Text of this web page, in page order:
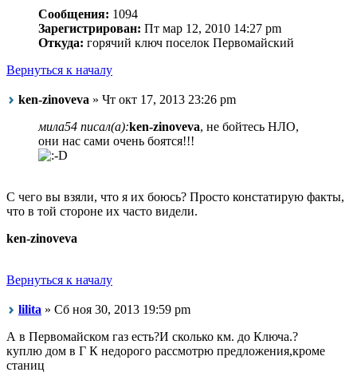
Сообщения: 1094
Зарегистрирован: Пт мар 12, 2010 14:27 pm
Откуда: горячий ключ поселок Первомайский
Вернуться к началу
ken-zinoveva » Чт окт 17, 2013 23:26 pm
мила54 писал(а):ken-zinoveva, не бойтесь НЛО,
они нас сами очень боятся!!!
С чего вы взяли, что я их боюсь? Просто констатирую факты,
что в той стороне их часто видели.
ken-zinoveva
Вернуться к началу
lilita » Сб ноя 30, 2013 19:59 pm
А в Первомайском газ есть?И сколько км. до Ключа.?
куплю дом в Г К недорого рассмотрю предложения,кроме
станиц